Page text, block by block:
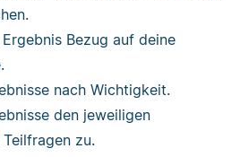
Bezug auf deine
nach Wichtigkeit.
den jeweiligen
zu.